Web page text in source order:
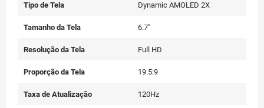
Tipo de Tela Dynamic AMOLED 2X
Tamanho da Tela 6.7"
Resolução da Tela Full HD
Proporção da Tela 19.5:9
Taxa de Atualização 120Hz